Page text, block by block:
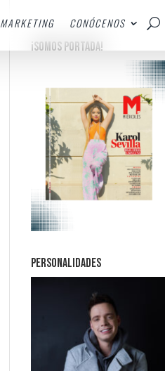
MARKETING
CONÓCENOS
¡SOMOS PORTADA!
PERSONALIDADES